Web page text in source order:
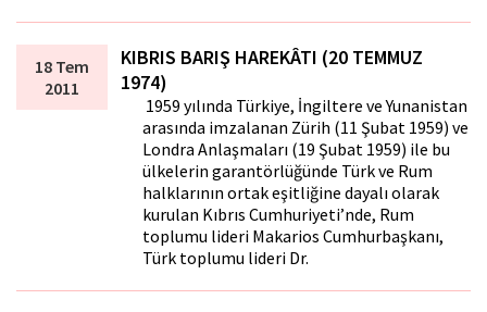
18 Tem
2011
KIBRIS BARIŞ HAREKÂTI (20 TEMMUZ
1974)
1959 yılında Türkiye, İngiltere ve Yunanistan
arasında imzalanan Zürih (11 Şubat 1959) ve
Londra Anlaşmaları (19 Şubat 1959) ile bu
ülkelerin garantörlüğünde Türk ve Rum
halklarının ortak eşitliğine dayalı olarak
kurulan Kıbrıs Cumhuriyeti’nde, Rum
toplumu lideri Makarios Cumhurbaşkanı,
Türk toplumu lideri Dr.